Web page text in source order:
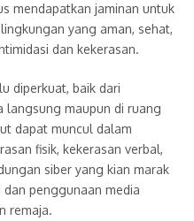
mendapatkan jaminan untuk
yang aman, sehat,
dan kekerasan.
diperkuat, baik dari
langsung maupun di ruang
dapat muncul dalam
fisik, kekerasan verbal,
siber yang kian marak
penggunaan media
remaja.